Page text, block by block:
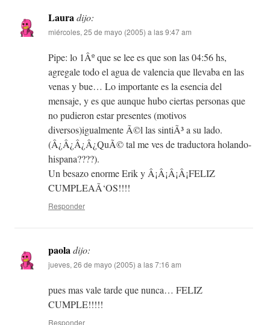
Lauradijo:
miércoles, 25 de mayo (2005) a las 9:47 am
Pipe: lo 1Âº que se lee es que son las 04:56 hs,
agregale todo el agua de valencia que llevaba en las
venas y bue… Lo importante es la esencia del
mensaje, y es que aunque hubo ciertas personas que
no pudieron estar presentes (motivos
diversos)igualmente Ã©l las sintiÃ³ a su lado.
(Â¿Â¿Â¿Â¿QuÃ© tal me ves de traductora holando-
hispana????).
Un besazo enorme Erik y Â¡Â¡Â¡Â¡FELIZ
CUMPLEAÃ‘OS!!!!
Responder
paoladijo:
jueves, 26 de mayo (2005) a las 7:16 am
pues mas vale tarde que nunca… FELIZ
CUMPLE!!!!!
Responder